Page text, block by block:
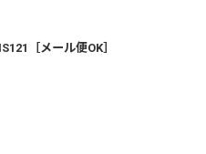
［メール便OK］